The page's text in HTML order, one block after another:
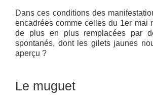
Dans ces conditions des
encadrées comme celles du 1er mai
de plus en plus remplacées par
spontanés, dont les gilets jaunes
aperçu ?
Le muguet